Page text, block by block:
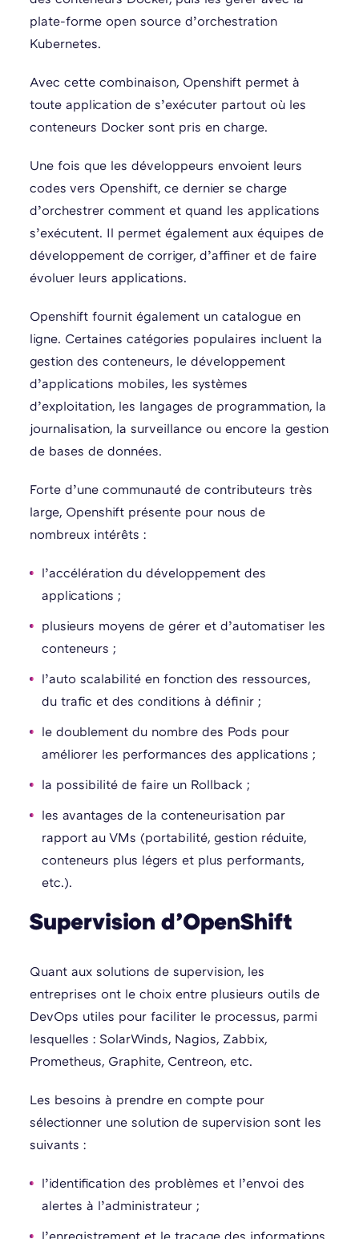
plate-forme open source d’orchestration
Kubernetes.
Avec cette combinaison, Openshift permet à
toute application de s’exécuter partout où les
conteneurs Docker sont pris en charge.
Une fois que les développeurs envoient leurs
codes vers Openshift, ce dernier se charge
d’orchestrer comment et quand les applications
s’exécutent. Il permet également aux équipes de
développement de corriger, d’affiner et de faire
évoluer leurs applications.
Openshift fournit également un catalogue en
ligne. Certaines catégories populaires incluent la
gestion des conteneurs, le développement
d’applications mobiles, les systèmes
d’exploitation, les langages de programmation, la
journalisation, la surveillance ou encore la gestion
de bases de données.
Forte d’une communauté de contributeurs très
large, Openshift présente pour nous de
nombreux intérêts :
l’accélération du développement des
applications ;
plusieurs moyens de gérer et d’automatiser les
conteneurs ;
l’auto scalabilité en fonction des ressources,
du trafic et des conditions à définir ;
le doublement du nombre des Pods pour
améliorer les performances des applications ;
la possibilité de faire un Rollback ;
les avantages de la conteneurisation par
rapport au VMs (portabilité, gestion réduite,
conteneurs plus légers et plus performants,
etc.).
Supervision d’OpenShift
Quant aux solutions de supervision, les
entreprises ont le choix entre plusieurs outils de
DevOps utiles pour faciliter le processus, parmi
lesquelles : SolarWinds, Nagios, Zabbix,
Prometheus, Graphite, Centreon, etc.
Les besoins à prendre en compte pour
sélectionner une solution de supervision sont les
suivants :
l’identification des problèmes et l’envoi des
alertes à l’administrateur ;
l’enregistrement et le traçage des informations